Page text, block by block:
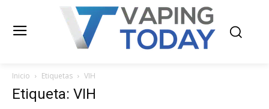
Inicio Etiquetas VIH
Etiqueta: VIH